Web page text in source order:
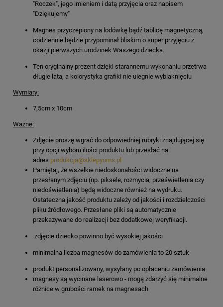
"Roczek", jego imieniem i datą przyjęcia oraz napisem
"Dziękujemy"
Magnes przyczepiony na lodówkę bądź tablicę magnetyczną,
codziennie będzie przypominał bliskim o super przyjęciu z
okazji pierwszych urodzinek Waszego dziecka.
Ten oryginalny prezent dzięki starannemu wykonaniu przetrwa
długie lata, a kolorystyka grafiki nie ulegnie wyblaknięciu
Wymiary:
7,5cm x 10cm
Ważne:
Zdjęcie proszę wgrać do odpowiedniej rubryki znajdującej się
przy opcji wyboru ilości produktu lub przesłać na
adres produkcja@sklepyoms.pl
Pamiętaj, że wszelkie niedoskonałości widoczne na
przesłanym zdjęciu (np. piksele, rozmycia, prześwietlenia czy
niedoświetlenia) będą widoczne również na wydruku.
Ostateczna jakość produktu zależy od jakości i rozdzielczości
pliku źródłowego. Przesłane pliki są automatycznie
przekazywane do realizacji bez dodatkowej weryfikacji.
zdjęcie dziecko powinno być wysokiej jakości
minimalna liczba magnesów do zamówienia to 20 sztuk
produkt personalizowany, wysyłany po opłaceniu zamówienia
magnesy są wycinane laserowo - mogą zdarzyć się minimalne
różnice w grubości ramek na magnesach